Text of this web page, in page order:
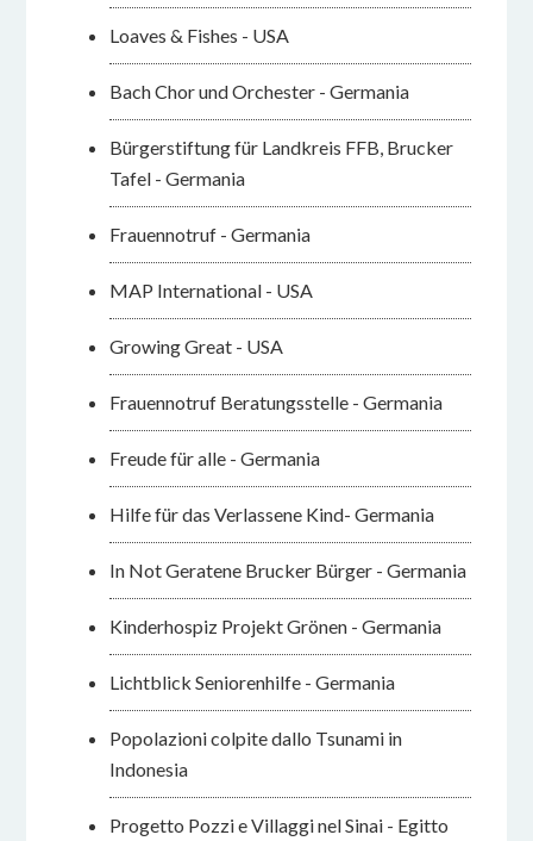
Loaves & Fishes - USA
Bach Chor und Orchester - Germania
Bürgerstiftung für Landkreis FFB, Brucker
Tafel - Germania
Frauennotruf - Germania
MAP International - USA
Growing Great - USA
Frauennotruf Beratungsstelle - Germania
Freude für alle - Germania
Hilfe für das Verlassene Kind- Germania
In Not Geratene Brucker Bürger - Germania
Kinderhospiz Projekt Grönen - Germania
Lichtblick Seniorenhilfe - Germania
Popolazioni colpite dallo Tsunami in
Indonesia
Progetto Pozzi e Villaggi nel Sinai - Egitto